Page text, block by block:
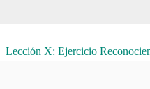
Lección X: Ejercicio